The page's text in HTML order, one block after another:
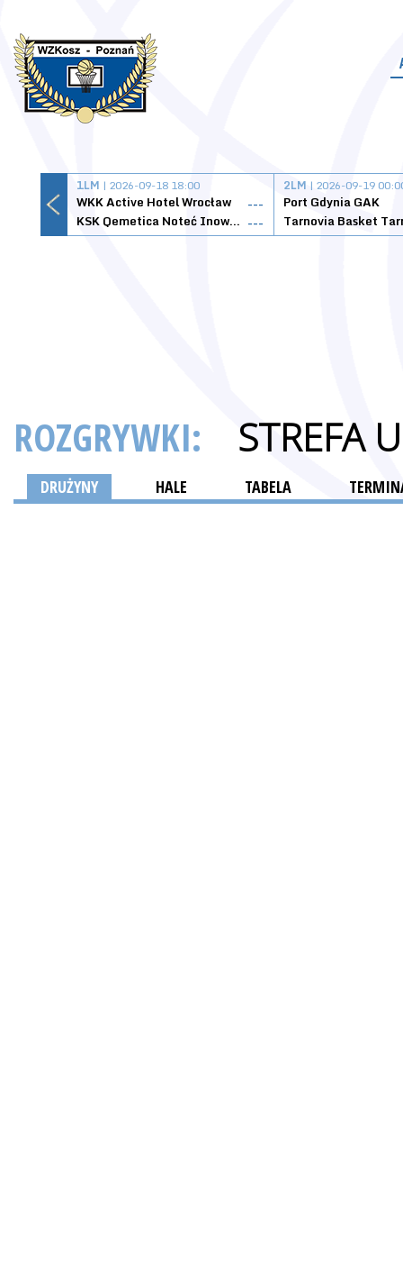
1LM | 2026-09-18 18:00
WKK Active Hotel Wrocław
---
KSK Qemetica Noteć Inowrocław ---
2LM | 2026-09-19
Port Gdynia GAK
ROZGRYWKI: STREFA
DRUŻYNY HALE TABELA